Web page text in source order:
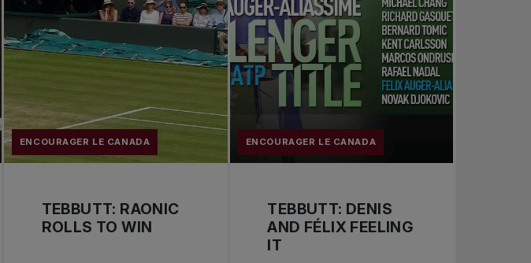
ENCOURAGER LE CANADA
TEBBUTT: RAONIC
ROLLS TO WIN
ENCOURAGER LE CANADA
TEBBUTT: DENIS
AND FÉLIX FEELING
IT